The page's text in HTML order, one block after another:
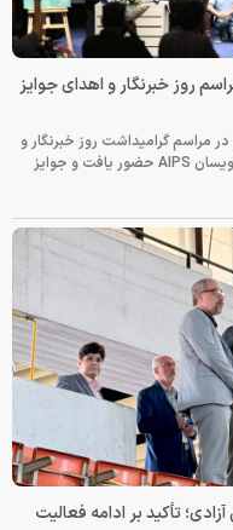
روز خبرنگار و اهدای جوایز
گرامیداشت روز خبرنگار و
تقدیر از برگزیدگان هشتمین جایزه جهانی ورزشی‌نویسان AIPS حضور یافت و جوایز
تأکید بر ادامه فعالیت